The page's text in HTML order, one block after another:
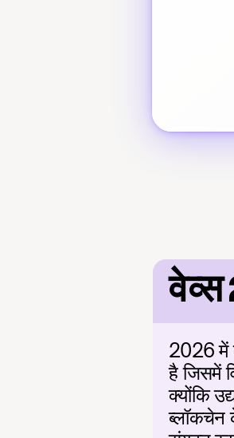
2026 में
है जिसमें
क्योंकि
ब्लॉकचेन